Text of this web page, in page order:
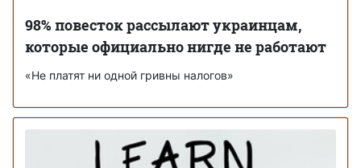
98% повесток рассылают украинцам,
которые официально нигде не работают
«Не платят ни одной гривны налогов»